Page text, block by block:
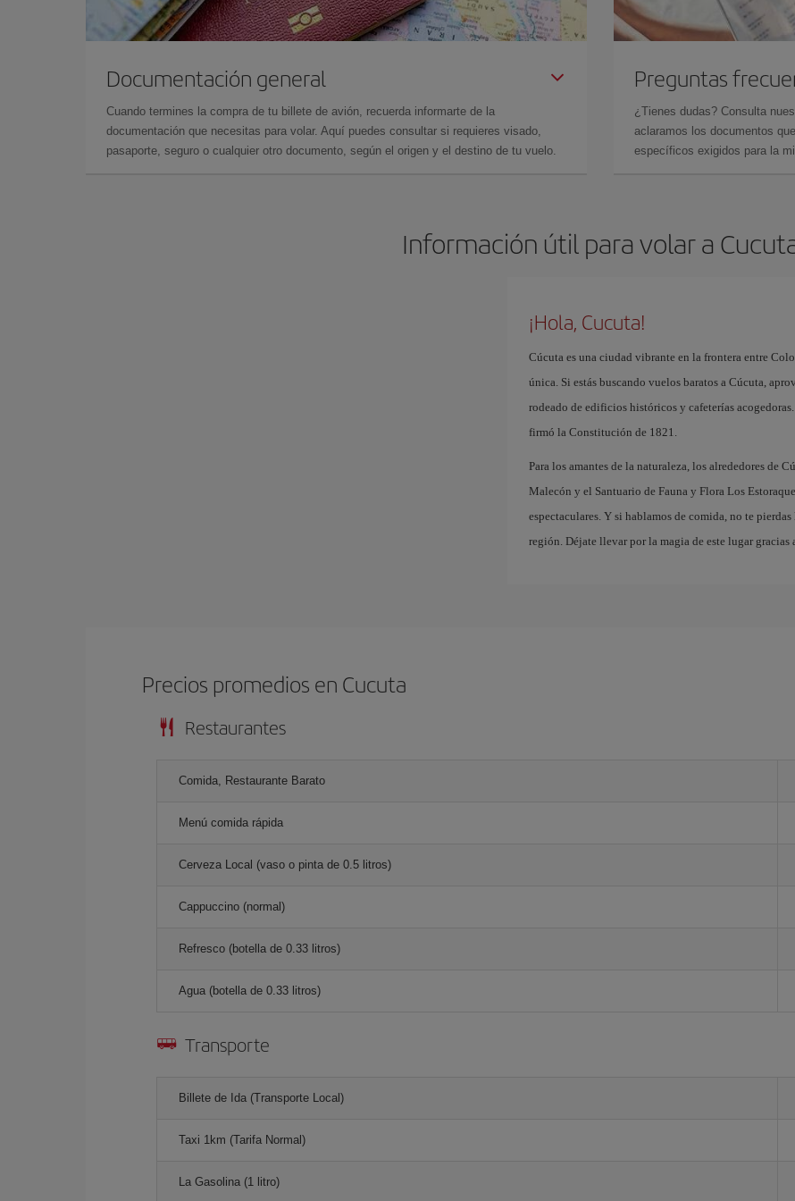
Documentación general
Cuando termines la compra de tu billete de avión, recuerda informarte de la
documentación que necesitas para volar. Aquí puedes consultar si requieres visado,
pasaporte, seguro o cualquier otro documento, según el origen y el destino de tu vuelo.
Preguntas
¿Tienes dudas? Consulta
aclaramos los documentos
específicos exigidos para la
Información útil para volar a
¡Hola, Cucuta!
Cúcuta es una ciudad vibrante en la frontera entre
única. Si estás buscando vuelos baratos a Cúcuta,
rodeado de edificios históricos y cafeterías
firmó la Constitución de 1821.
Para los amantes de la naturaleza, los alrededores de
Malecón y el Santuario de Fauna y Flora Los
espectaculares. Y si hablamos de comida, no te
región. Déjate llevar por la magia de este lugar gracias
Precios promedios en Cucuta
Restaurantes
Comida, Restaurante Barato
Menú comida rápida
Cerveza Local (vaso o pinta de 0.5 litros)
Cappuccino (normal)
Refresco (botella de 0.33 litros)
Agua (botella de 0.33 litros)
Transporte
Billete de Ida (Transporte Local)
Taxi 1km (Tarifa Normal)
La Gasolina (1 litro)